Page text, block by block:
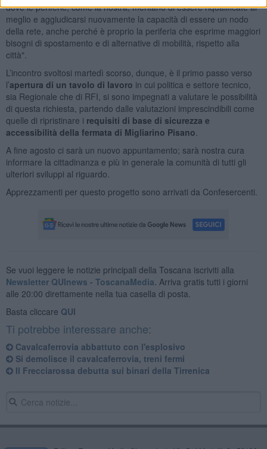
dove le periferie, come la nostra, meritano di essere riqualificate al
meglio e aggiudicarsi nuovamente la capacità di essere un nodo
della rete, anche perché è proprio la periferia che esprime maggiori
bisogni di spostamento e di alternative di mobilità, rispetto alla
città".
L’incontro svoltosi martedì scorso, dunque, è il primo passo verso
l’apertura di un tavolo di lavoro in cui politica e settore tecnico,
sia Regionale che di RFI, si sono impegnati a valutare le possibilità
di questa richiesta, partendo dalle valutazioni imprescindibili come
quelle di ripristinare i requisiti di base di sicurezza e
accessibilità della fermata di Migliarino Pisano
A fine agosto ci sarà un nuovo appuntamento; sarà nostra cura
informare la cittadinanza e più in generale la comunità di tutti gli
ulteriori sviluppi al riguardo.
Apprezzamenti per questo progetto sono arrivati da Confesercenti.
Se vuoi leggere le notizie principali della Toscana iscriviti alla
Newsletter QUInews - ToscanaMedia. Arriva gratis tutti i giorni
alle 20:00 direttamente nella tua casella di posta.
Basta cliccare QUI
Ti potrebbe interessare anche:
Cavalcaferrovia abbattuto con l'esplosivo
Si demolisce il cavalcaferrovia, treni fermi
Il Frecciarossa debutta sui binari della Tirrenica